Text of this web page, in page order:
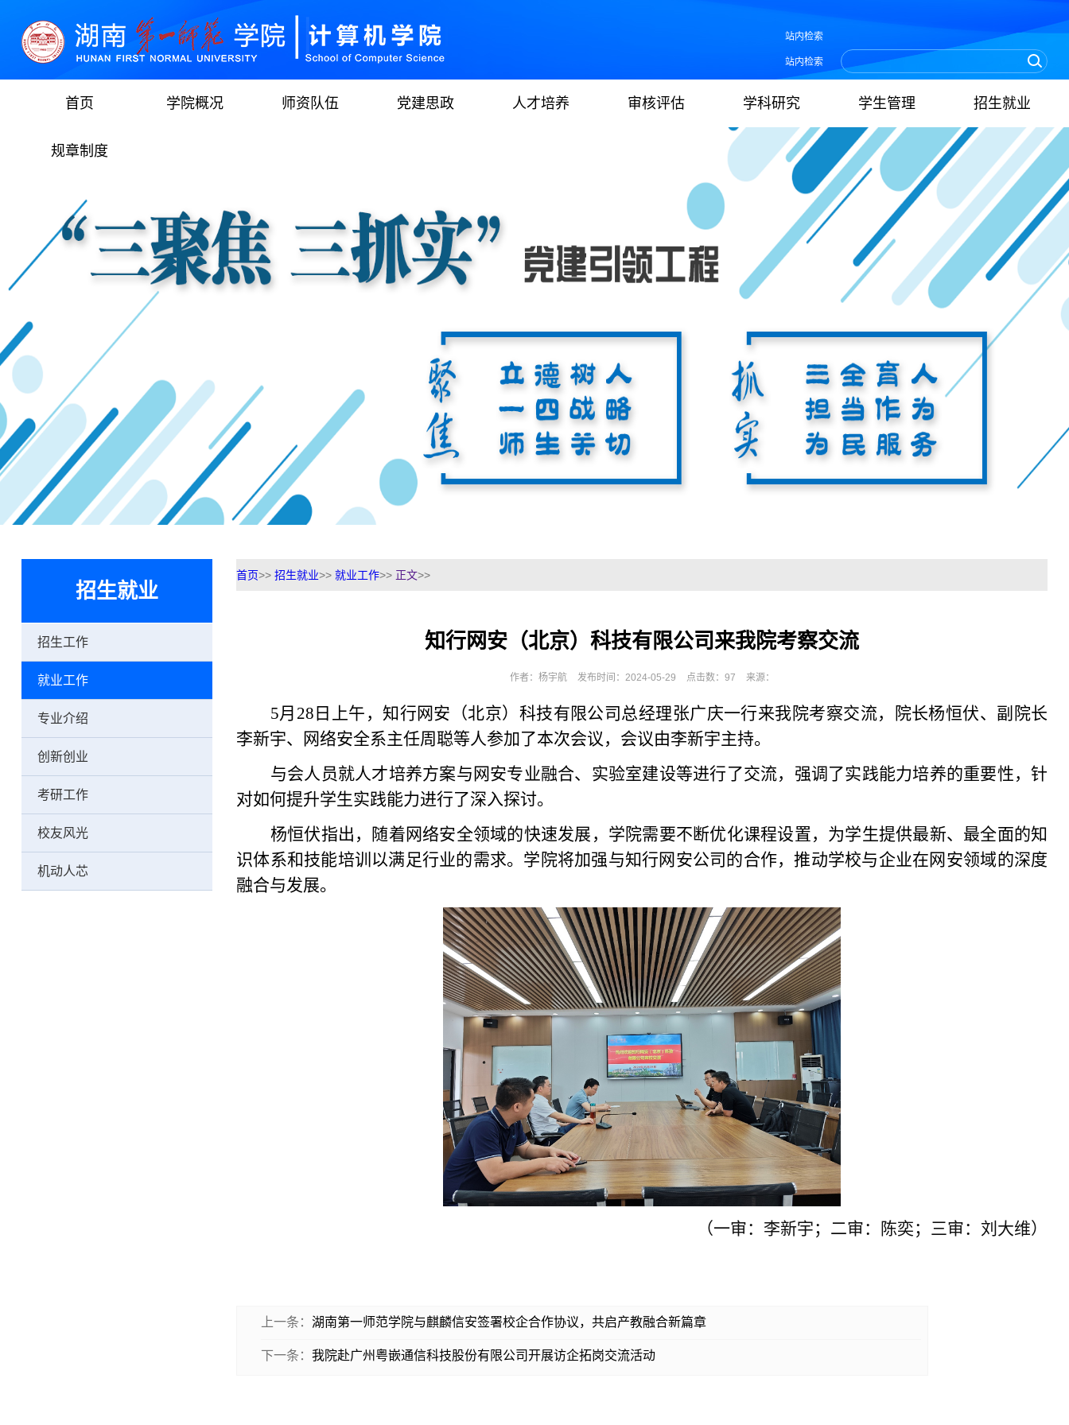
站内检索
站内检索
首页 学院概况 师资队伍 党建思政 人才培养 审核评估 学科研究 学生管理 招生就业
规章制度
招生就业
招生工作
就业工作
专业介绍
创新创业
考研工作
校友风光
机动人芯
首页>> 招生就业>> 就业工作>> 正文>>
知行网安（北京）科技有限公司来我院考察交流
作者：杨宇航 发布时间：2024-05-29 点击数： 97 来源：
5月 28 日上午，知行网安 （北京） 科技有限公司 总经理张广庆一行来我院考察交流，院长杨恒伏、副院长
李新宇、网络安全系主任周聪等人参加了本次会议，会议由李新宇主持。
与会人员就人才培养方案与网安专业融合、 实验室建设等进行了交流，强调了实践能力培养的重要性，针
对如何提升学生实践能力进行了深入探讨。
杨恒伏指出，随着网络安全领域的快速发展，学院需要不断优化课程设置，为学生提供最新、最全面的知
识体系和技能培训以满足行业的需求。 学院将加强与知行网安公司的合作，推动学校与企业在网安领域的深度
融合与发展。
（一审：李新宇；二审：陈奕；三审：刘大维）
上一条： 湖南第一师范学院与麒麟信安签署校企合作协议，共启产教融合新篇章
下一条： 我院赴广州粤嵌通信科技股份有限公司开展访企拓岗交流活动